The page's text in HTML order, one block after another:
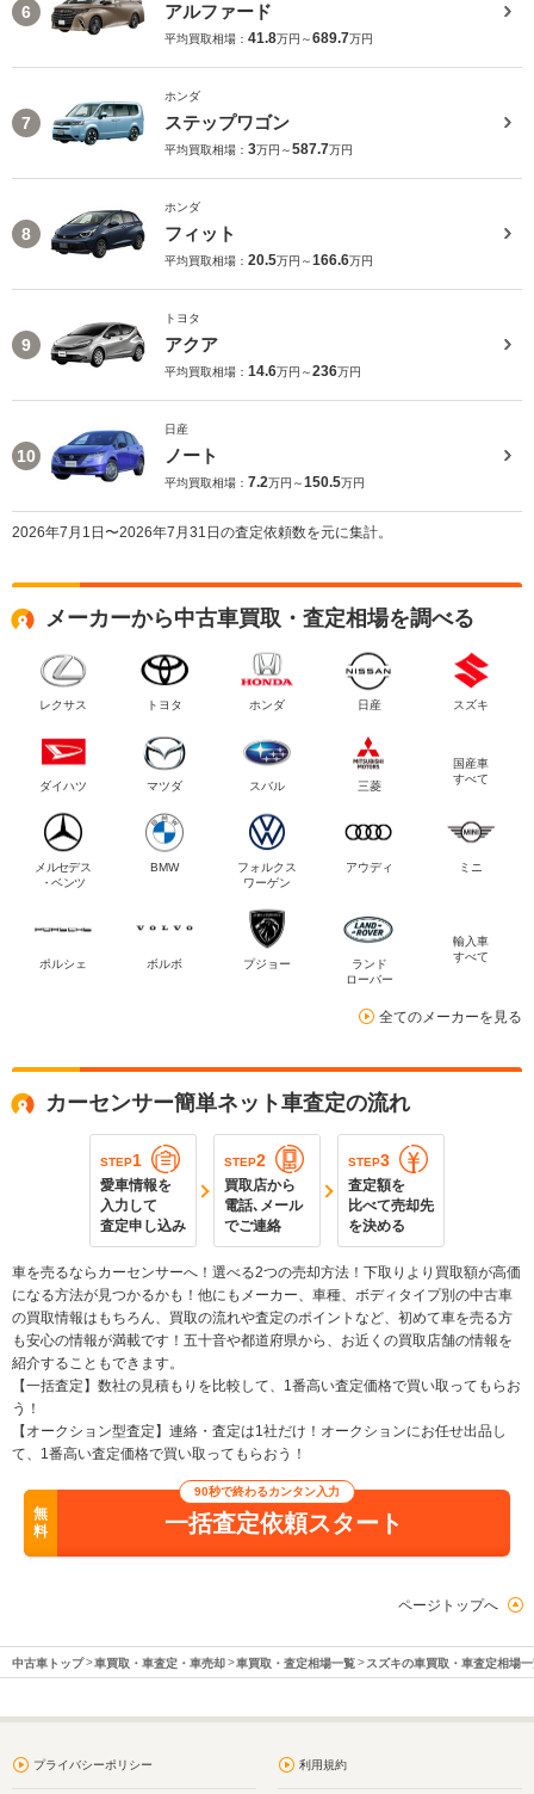
6 アルファード
平均買取相場： 41.8万円～689.7万円
7
ホンダ
ステップワゴン
平均買取相場： 3万円～587.7万円
8
ホンダ
フィット
平均買取相場： 20.5万円～166.6万円
9
トヨタ
アクア
平均買取相場： 14.6万円～236万円
10
日産
ノート
平均買取相場： 7.2万円～150.5万円
2026年7月1日〜2026年7月31日の査定依頼数を元に集計。
メーカーから中古車買取・査定相場を調べる
レクサス トヨタ ホンダ 日産 スズキ
ダイハツ マツダ スバル 三菱
国産車
すべて
メルセデス
・ベンツ
BMW
フォルクス
ワーゲン
アウディ ミニ
ポルシェ ボルボ プジョー
ランド
ローバー
輸入車
すべて
全てのメーカーを見る
カーセンサー簡単ネット車査定の流れ
STEP1
愛車情報を
入力して
査定申し込み
STEP2
買取店から
電話､メール
でご連絡
STEP3
査定額を
比べて売却先
を決める
車を売るならカーセンサーへ！選べる2つの売却方法！下取りより買取額が高価
になる方法が見つかるかも！他にもメーカー、車種、ボディタイプ別の中古車
の買取情報はもちろん、買取の流れや査定のポイントなど、初めて車を売る方
も安心の情報が満載です！五十音や都道府県から、お近くの買取店舗の情報を
紹介することもできます。
【一括査定】数社の見積もりを比較して、1番高い査定価格で買い取ってもらお
う！
【オークション型査定】連絡・査定は1社だけ！オークションにお任せ出品し
て、1番高い査定価格で買い取ってもらおう！
無
料
90秒で終わるカンタン入力
一括査定依頼スタート
ページトップへ
中古車トップ 車買取・車査定・車売却 車買取・査定相場一覧 スズキの車買取・車査定相場
プライバシーポリシー 利用規約